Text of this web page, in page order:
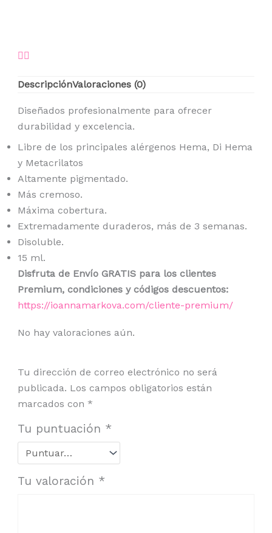
DescripciónValoraciones (0)
Diseñados profesionalmente para ofrecer
durabilidad y excelencia.
Libre de los principales alérgenos Hema, Di Hema
y Metacrilatos
Altamente pigmentado.
Más cremoso.
Máxima cobertura.
Extremadamente duraderos, más de 3 semanas.
Disoluble.
15 ml.
Disfruta de Envío GRATIS para los clientes
Premium, condiciones y códigos descuentos:
https://ioannamarkova.com/cliente-premium/
No hay valoraciones aún.
Tu dirección de correo electrónico no será
publicada. Los campos obligatorios están
marcados con *
Tu puntuación *
Tu valoración *